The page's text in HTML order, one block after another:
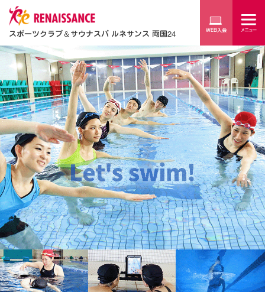
スポーツクラブ＆サウナスパ ルネサンス 両国24